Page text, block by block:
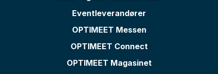
Eventleverandører
OPTIMEET Messen
OPTIMEET Connect
OPTIMEET Magasinet